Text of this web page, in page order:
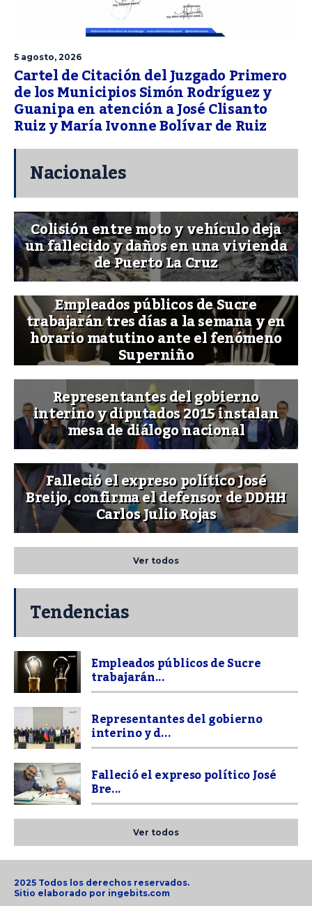
5 agosto, 2026
Cartel de Citación del Juzgado Primero
de los Municipios Simón Rodríguez y
Guanipa en atención a José Clisanto
Ruiz y María Ivonne Bolívar de Ruiz
Nacionales
Colisión entre moto y vehículo deja
un fallecido y daños en una vivienda
de Puerto La Cruz
Empleados públicos de Sucre
trabajarán tres días a la semana y en
horario matutino ante el fenómeno
Superniño
Representantes del gobierno
interino y diputados 2015 instalan
mesa de diálogo nacional
Falleció el expreso político José
Breijo, confirma el defensor de DDHH
Carlos Julio Rojas
Ver todos
Tendencias
Empleados públicos de Sucre
trabajarán...
Representantes del gobierno
interino y d...
Falleció el expreso político José
Bre...
Ver todos
2025 Todos los derechos reservados.
Sitio elaborado por ingebits.com